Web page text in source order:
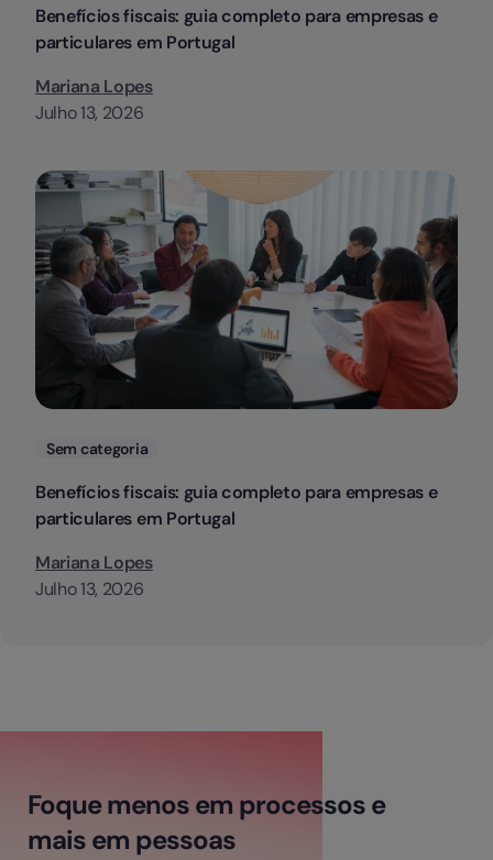
Benefícios fiscais: guia completo para empresas e
particulares em Portugal
Mariana Lopes
Julho 13, 2026
Categorias
Sem categoria
Benefícios fiscais: guia completo para empresas e
particulares em Portugal
Mariana Lopes
Julho 13, 2026
Foque menos em processos e
mais em pessoas